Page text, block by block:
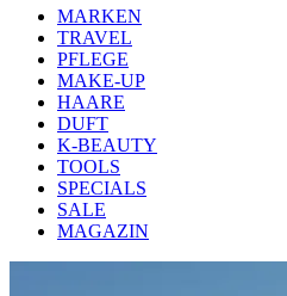
MARKEN
TRAVEL
PFLEGE
MAKE-UP
HAARE
DUFT
K-BEAUTY
TOOLS
SPECIALS
SALE
MAGAZIN